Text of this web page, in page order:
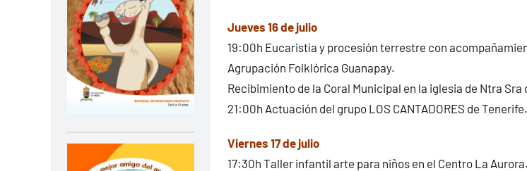
Jueves 16 de julio
19:00h Eucaristía y procesión terrestre con
Agrupación Folklórica Guanapay.
Recibimiento de la Coral Municipal en la iglesia de Ntra Sra
21:00h Actuación del grupo LOS CANTADORES de Tenerife.
Viernes 17 de julio
17:30h Taller infantil arte para niños en el Centro La Aurora.